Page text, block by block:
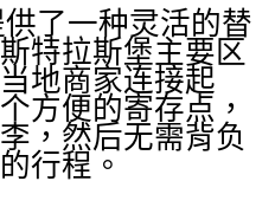
了一种灵活的替
特拉斯堡主要区
地商家连接起
方便的寄存点，
，然后无需背负
行程。